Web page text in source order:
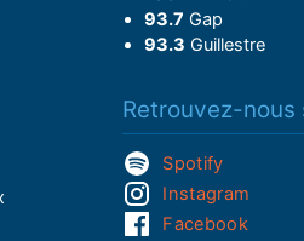
93.7 Gap
93.3 Guillestre
Retrouvez-nous
Spotify
Instagram
Facebook